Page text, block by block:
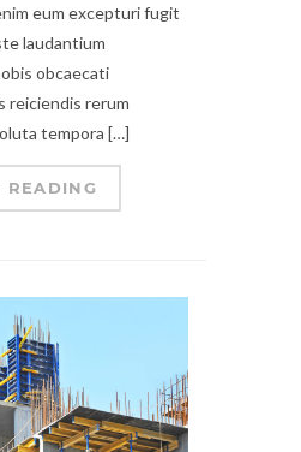
eum excepturi fugit
laudantium
obcaecati
reiciendis rerum
tempora […]
READING